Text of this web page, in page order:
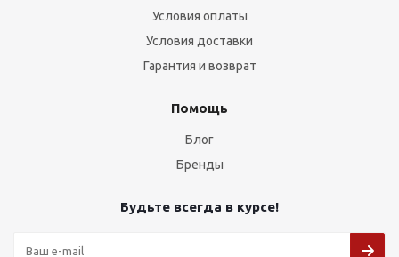
Условия оплаты
Условия доставки
Гарантия и возврат
Помощь
Блог
Бренды
Будьте всегда в курсе!